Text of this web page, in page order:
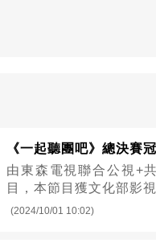
《一起聽團吧》總決賽
由東森電視聯合公視+
目，本節目獲文化部影
(2024/10/01 10:02)